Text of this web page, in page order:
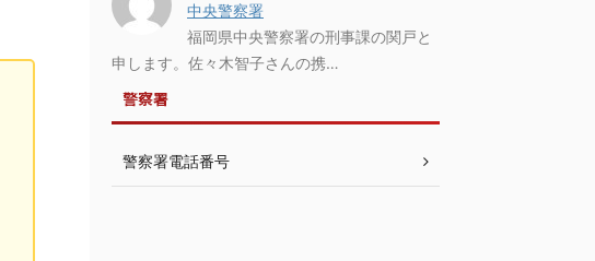
中央警察署
福岡県中央警察署の刑事課の関戸と
申します。佐々木智子さんの携…
警察署
警察署電話番号